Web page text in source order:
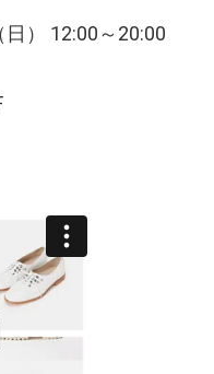
） 12:00～20:00